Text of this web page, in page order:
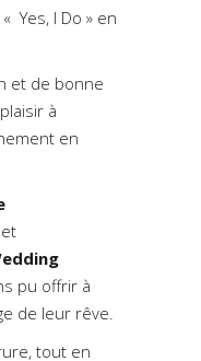
Yes, I Do » en
et de bonne
à
en
pu offrir à
de leur rêve.
tout en